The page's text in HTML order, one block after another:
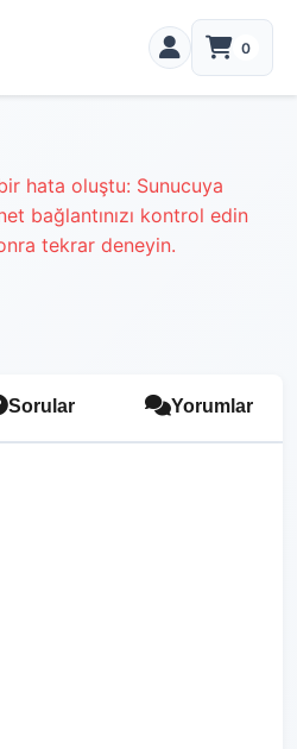
0
hata oluştu: Sunucuya
bağlantınızı kontrol edin
tekrar deneyin.
Sorular Yorumlar